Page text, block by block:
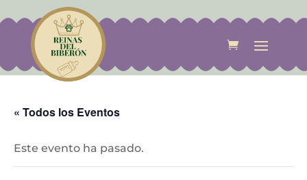
« Todos los Eventos
Este evento ha pasado.